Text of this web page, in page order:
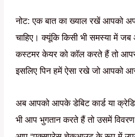
नोट: एक बात का ख्याल रखें आपको
चाहिए। क्यूंकि किसी भी समस्या में
कस्टमर केयर को कॉल करते हैं तो
इसलिए पिन हमें ऐसा रखे जो आपको
अब आपको आपके डेबिट कार्ड या
भी आप भुगतान करते हैं तो उसमें